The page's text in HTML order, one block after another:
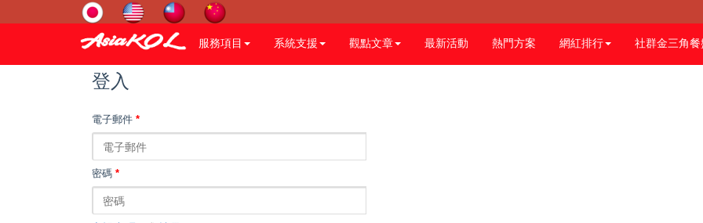
服務項目 系統支援 觀點文章 最新活動 熱門方案 網紅排行 社群金三角
登入
電子郵件 *
密碼 *